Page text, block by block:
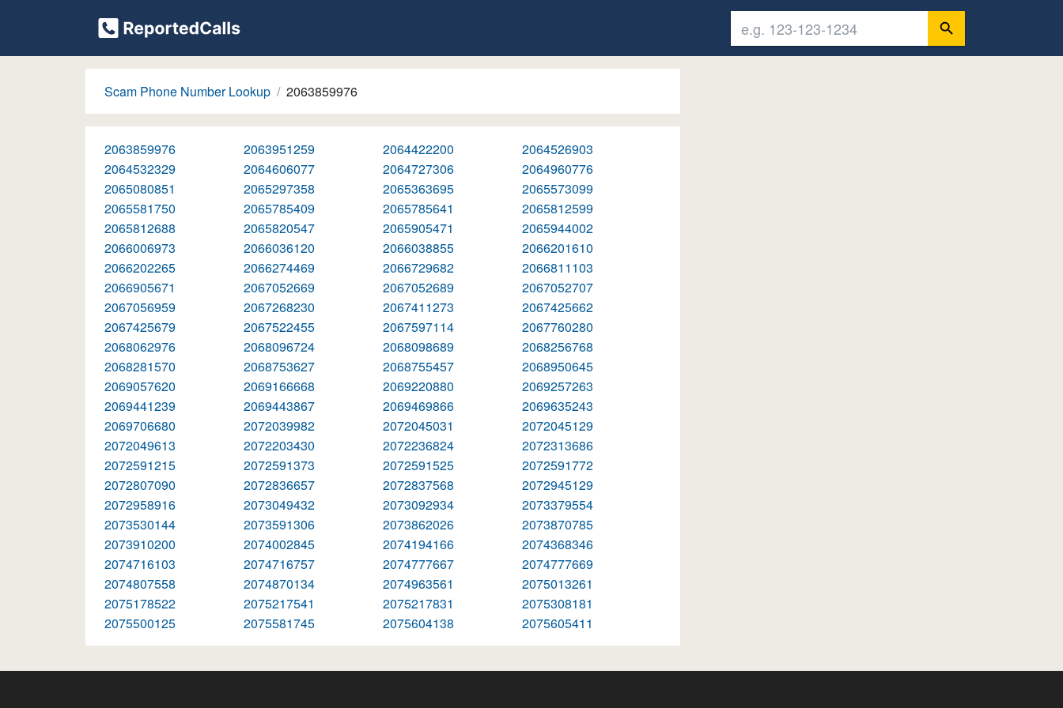
Scam Phone Number Lookup 2063859976
2063859976 2063951259 2064422200
2064526903
2064532329
2064606077 2064727306
2064960776
2065080851
2065297358 2065363695
2065573099
2065581750
2065785409 2065785641
2065812599
2065812688
2065820547 2065905471
2065944002
2066006973
2066036120 2066038855
2066201610
2066202265
2066274469 2066729682
2066811103
2066905671
2067052669 2067052689
2067052707
2067056959
2067268230 2067411273
2067425662
2067425679
2067522455 2067597114
2067760280
2068062976
2068096724 2068098689
2068256768
2068281570
2068753627 2068755457
2068950645
2069057620
2069166668 2069220880
2069257263
2069441239
2069443867 2069469866
2069635243
2069706680
2072039982 2072045031
2072045129
2072049613
2072203430 2072236824
2072313686
2072591215
2072591373 2072591525
2072591772
2072807090
2072836657 2072837568
2072945129
2072958916
2073049432 2073092934
2073379554
2073530144
2073591306 2073862026
2073870785
2073910200
2074002845 2074194166
2074368346
2074716103
2074716757 2074777667
2074777669
2074807558
2074870134 2074963561
2075013261
2075178522
2075217541 2075217831
2075308181
2075500125
2075581745 2075604138 2075605411